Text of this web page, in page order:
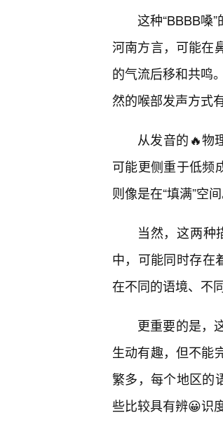
这种“BBBB嗓
河南方言，可能在
的气流后移和共鸣
然的喉部发声方式
从发音的🔥物
可能更侧重于低频
则像是在“填满”空间
当然，这两种
中，可能同时存在
在不同的语境、不
更重要的是，
生动有趣，但不能
繁多，每个地区的
些比较具有辨😀识